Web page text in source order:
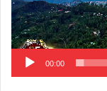
00:00